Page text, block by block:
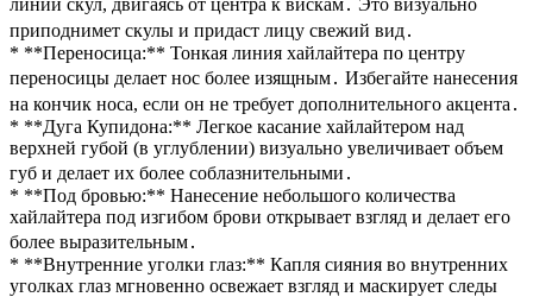
приподнимет скулы и придаст лицу свежий вид․
* **Переносица:** Тонкая линия хайлайтера по центру
переносицы делает нос более изящным․ Избегайте нанесения
на кончик носа, если он не требует дополнительного акцента․
* **Дуга Купидона:** Легкое касание хайлайтером над
верхней губой (в углублении) визуально увеличивает объем
губ и делает их более соблазнительными․
* **Под бровью:** Нанесение небольшого количества
хайлайтера под изгибом брови открывает взгляд и делает его
более выразительным․
* **Внутренние уголки глаз:** Капля сияния во внутренних
уголках глаз мгновенно освежает взгляд и маскирует следы